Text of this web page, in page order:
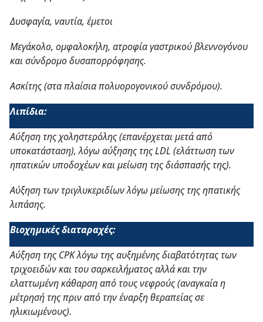
Δυσφαγία, ναυτία, έμετοι
Μεγάκολο, ομφαλοκήλη, ατροφία γαστρικού βλεννογόνου
και σύνδρομο δυσαπορρόφησης.
Ασκίτης (στα πλαίσια πολυορογονικού συνδρόμου).
Λιπίδια:
Αύξηση της χοληστερόλης (επανέρχεται μετά από
υποκατάσταση), λόγω αύξησης τηςLDL (ελάττωση των
ηπατικών υποδοχέων και μείωση της διάσπασής της).
Αύξηση των τριγλυκεριδίων λόγω μείωσης της ηπατικής
λιπάσης.
Βιοχημικές διαταραχές:
Αύξηση τηςCPKλόγω της αυξημένης διαβατότητας των
τριχοειδών και του σαρκειλήματος αλλά και την
ελαττωμένη κάθαρση από τους νεφρούς (αναγκαία η
μέτρησή της πριν από την έναρξη θεραπείας σε
ηλικιωμένους).